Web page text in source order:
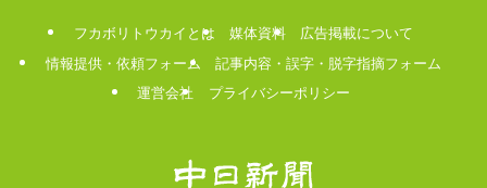
フカボリトウカイとは 媒体資料
広告掲載について
情報提供・依頼フォーム
記事内容・誤字・脱字指摘フォーム
運営会社
プライバシーポリシー